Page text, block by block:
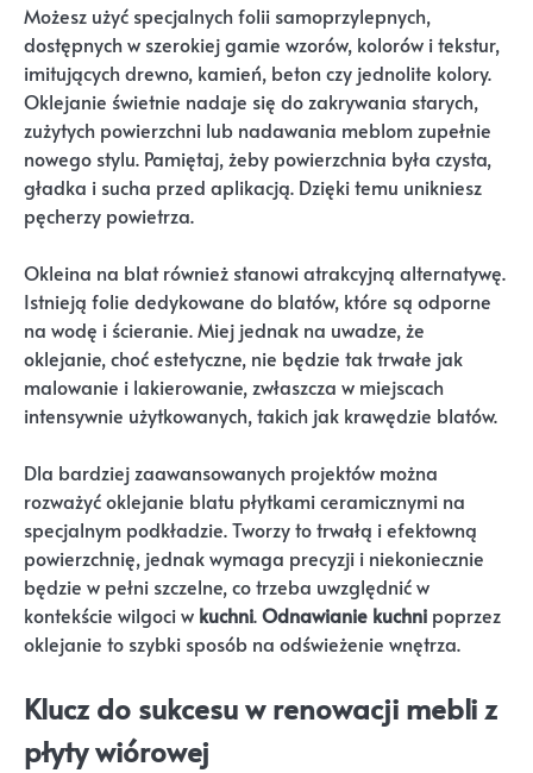
Możesz użyć specjalnych folii samoprzylepnych,
dostępnych w szerokiej gamie wzorów, kolorów i tekstur,
imitujących drewno, kamień, beton czy jednolite kolory.
Oklejanie świetnie nadaje się do zakrywania starych,
zużytych powierzchni lub nadawania meblom zupełnie
nowego stylu. Pamiętaj, żeby powierzchnia była czysta,
gładka i sucha przed aplikacją. Dzięki temu unikniesz
pęcherzy powietrza.
Okleina na blat również stanowi atrakcyjną alternatywę.
Istnieją folie dedykowane do blatów, które są odporne
na wodę i ścieranie. Miej jednak na uwadze, że
oklejanie, choć estetyczne, nie będzie tak trwałe jak
malowanie i lakierowanie, zwłaszcza w miejscach
intensywnie użytkowanych, takich jak krawędzie blatów.
Dla bardziej zaawansowanych projektów można
rozważyć oklejanie blatu płytkami ceramicznymi na
specjalnym podkładzie. Tworzy to trwałą i efektowną
powierzchnię, jednak wymaga precyzji i niekoniecznie
będzie w pełni szczelne, co trzeba uwzględnić w
kontekście wilgoci w kuchni.Odnawianie kuchni poprzez
oklejanie to szybki sposób na odświeżenie wnętrza.
Klucz do sukcesu w renowacji mebli z
płyty wiórowej